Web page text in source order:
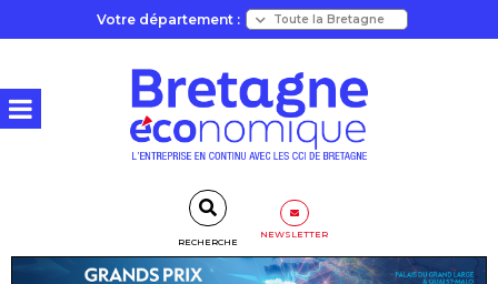
Votre département :
RECHERCHE
NEWSLETTER